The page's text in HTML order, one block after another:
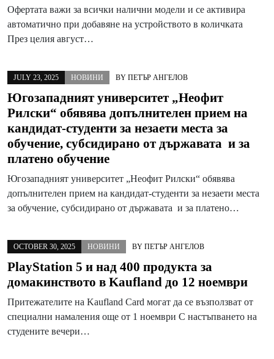
Офертата важи за всички налични модели и се активира
автоматично при добавяне на устройството в количката
През целия август…
JULY 23, 2025 НОВИНИ BY ПЕТЪР АНГЕЛОВ
Югозападният университет „Неофит
Рилски“ обявява допълнителен прием на
кандидат-студенти за незаети места за
обучение, субсидирано от държавата и за
платено обучение
Югозападният университет „Неофит Рилски“ обявява
допълнителен прием на кандидат-студенти за незаети места
за обучение, субсидирано от държавата и за платено…
OCTOBER 30, 2025 НОВИНИ BY ПЕТЪР АНГЕЛОВ
PlayStation 5 и над 400 продукта за
домакинството в Kaufland до 12 ноември
Притежателите на Kaufland Card могат да се възползват от
специални намаления още от 1 ноември С настъпването на
студените вечери…